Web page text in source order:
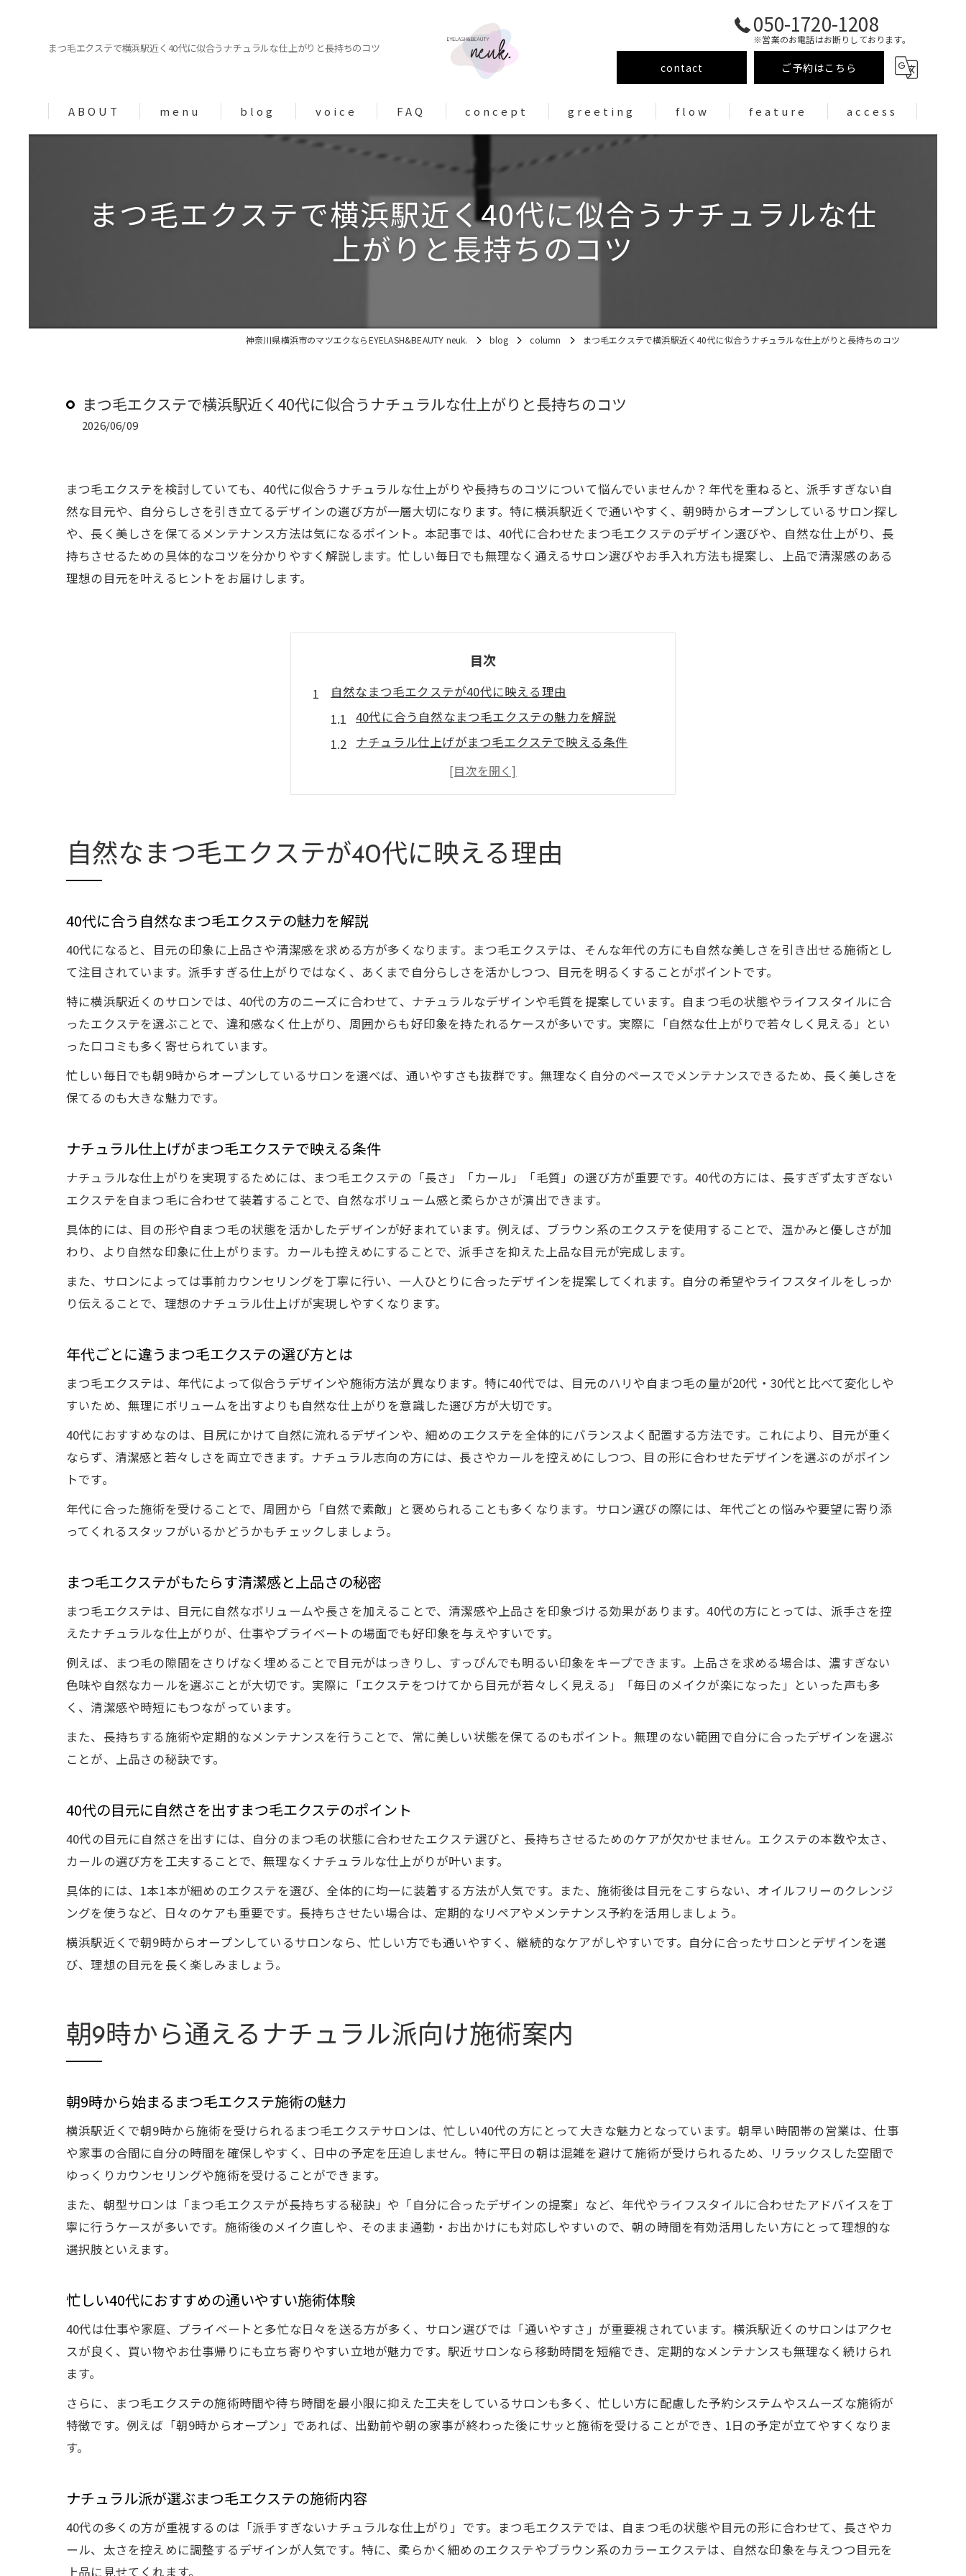
まつ毛エクステで横浜駅近く40代に似合うナチュラルな仕上がりと長持ちのコツ
050-1720-1208
※営業のお電話はお断りしております。
contact ご予約はこちら
ABOUT menu blog voice FAQ concept greeting flow feature
アイブロウ/眉毛wax
access
まつ毛エクステで横浜駅近く40代に似合うナチュラルな仕
上がりと長持ちのコツ
神奈川県横浜市のマツエクならEYELASH&BEAUTY neuk. blog column まつ毛エクステで横浜駅近く40代に似合うナチュラルな仕上がりと長持ちのコツ
まつ毛エクステで横浜駅近く40代に似合うナチュラルな仕上がりと長持ちのコツ
2026/06/09
まつ毛エクステを検討していても、40代に似合うナチュラルな仕上がりや長持ちのコツについて悩んでいませんか？年代を重ねると、派手すぎない自
然な目元や、自分らしさを引き立てるデザインの選び方が一層大切になります。特に横浜駅近くで通いやすく、朝9時からオープンしているサロン探し
や、長く美しさを保てるメンテナンス方法は気になるポイント。本記事では、40代に合わせたまつ毛エクステのデザイン選びや、自然な仕上がり、長
持ちさせるための具体的なコツを分かりやすく解説します。忙しい毎日でも無理なく通えるサロン選びやお手入れ方法も提案し、上品で清潔感のある
理想の目元を叶えるヒントをお届けします。
目次
自然なまつ毛エクステが40代に映える理由
40代に合う自然なまつ毛エクステの魅力を解説
ナチュラル仕上げがまつ毛エクステで映える条件
年代ごとに違うまつ毛エクステの選び方とは
まつ毛エクステがもたらす清潔感と上品さの秘密
朝9時から通えるナチュラル派向け施術案内
朝9時から始まるまつ毛エクステ施術の魅力
ナチュラル派が選ぶまつ毛エクステの施術内容
自分に合ったデザインで自然な仕上がりを実現
まつ毛エクステ初心者に優しい朝型サロンの特徴
自分に合ったまつ毛エクステの選び方講座
まつ毛エクステで自分に合う長さと本数を選ぶ方法
40代が重視すべきまつ毛エクステ選びの基準
40代女性が安心できる長持ちケアの秘訣
まつ毛エクステを長持ちさせる日常ケアの方法
40代におすすめのまつ毛エクステ長持ち習慣
自然な仕上がりをキープするお手入れのコツ
まつ毛エクステの持続期間とケアポイント
まつ毛エクステで上品な目元を叶える方法
自然な目元をまつ毛エクステで演出する方法
通いやすい距離が叶える美まつ毛の新常識
距離と通いやすさがまつ毛エクステの満足度を左右
自然なまつ毛エクステが40代に映える理由
40代に合う自然なまつ毛エクステの魅力を解説
40代になると、目元の印象に上品さや清潔感を求める方が多くなります。まつ毛エクステは、そんな年代の方にも自然な美しさを引き出せる施術とし
て注目されています。派手すぎる仕上がりではなく、あくまで自分らしさを活かしつつ、目元を明るくすることがポイントです。
特に横浜駅近くのサロンでは、40代の方のニーズに合わせて、ナチュラルなデザインや毛質を提案しています。自まつ毛の状態やライフスタイルに合
ったエクステを選ぶことで、違和感なく仕上がり、周囲からも好印象を持たれるケースが多いです。実際に「自然な仕上がりで若々しく見える」とい
った口コミも多く寄せられています。
忙しい毎日でも朝9時からオープンしているサロンを選べば、通いやすさも抜群です。無理なく自分のペースでメンテナンスできるため、長く美しさを
保てるのも大きな魅力です。
ナチュラル仕上げがまつ毛エクステで映える条件
ナチュラルな仕上がりを実現するためには、まつ毛エクステの「長さ」「カール」「毛質」の選び方が重要です。40代の方には、長すぎず太すぎない
エクステを自まつ毛に合わせて装着することで、自然なボリューム感と柔らかさが演出できます。
具体的には、目の形や自まつ毛の状態を活かしたデザインが好まれています。例えば、ブラウン系のエクステを使用することで、温かみと優しさが加
わり、より自然な印象に仕上がります。カールも控えめにすることで、派手さを抑えた上品な目元が完成します。
また、サロンによっては事前カウンセリングを丁寧に行い、一人ひとりに合ったデザインを提案してくれます。自分の希望やライフスタイルをしっか
り伝えることで、理想のナチュラル仕上げが実現しやすくなります。
年代ごとに違うまつ毛エクステの選び方とは
まつ毛エクステは、年代によって似合うデザインや施術方法が異なります。特に40代では、目元のハリや自まつ毛の量が20代・30代と比べて変化しや
すいため、無理にボリュームを出すよりも自然な仕上がりを意識した選び方が大切です。
40代におすすめなのは、目尻にかけて自然に流れるデザインや、細めのエクステを全体的にバランスよく配置する方法です。これにより、目元が重く
ならず、清潔感と若々しさを両立できます。ナチュラル志向の方には、長さやカールを控えめにしつつ、目の形に合わせたデザインを選ぶのがポイン
トです。
年代に合った施術を受けることで、周囲から「自然で素敵」と褒められることも多くなります。サロン選びの際には、年代ごとの悩みや要望に寄り添
ってくれるスタッフがいるかどうかもチェックしましょう。
まつ毛エクステがもたらす清潔感と上品さの秘密
まつ毛エクステは、目元に自然なボリュームや長さを加えることで、清潔感や上品さを印象づける効果があります。40代の方にとっては、派手さを控
えたナチュラルな仕上がりが、仕事やプライベートの場面でも好印象を与えやすいです。
例えば、まつ毛の隙間をさりげなく埋めることで目元がはっきりし、すっぴんでも明るい印象をキープできます。上品さを求める場合は、濃すぎない
色味や自然なカールを選ぶことが大切です。実際に「エクステをつけてから目元が若々しく見える」「毎日のメイクが楽になった」といった声も多
く、清潔感や時短にもつながっています。
また、長持ちする施術や定期的なメンテナンスを行うことで、常に美しい状態を保てるのもポイント。無理のない範囲で自分に合ったデザインを選ぶ
ことが、上品さの秘訣です。
40代の目元に自然さを出すまつ毛エクステのポイント
40代の目元に自然さを出すには、自分のまつ毛の状態に合わせたエクステ選びと、長持ちさせるためのケアが欠かせません。エクステの本数や太さ、
カールの選び方を工夫することで、無理なくナチュラルな仕上がりが叶います。
具体的には、1本1本が細めのエクステを選び、全体的に均一に装着する方法が人気です。また、施術後は目元をこすらない、オイルフリーのクレンジ
ングを使うなど、日々のケアも重要です。長持ちさせたい場合は、定期的なリペアやメンテナンス予約を活用しましょう。
横浜駅近くで朝9時からオープンしているサロンなら、忙しい方でも通いやすく、継続的なケアがしやすいです。自分に合ったサロンとデザインを選
び、理想の目元を長く楽しみましょう。
朝9時から通えるナチュラル派向け施術案内
朝9時から始まるまつ毛エクステ施術の魅力
横浜駅近くで朝9時から施術を受けられるまつ毛エクステサロンは、忙しい40代の方にとって大きな魅力となっています。朝早い時間帯の営業は、仕事
や家事の合間に自分の時間を確保しやすく、日中の予定を圧迫しません。特に平日の朝は混雑を避けて施術が受けられるため、リラックスした空間で
ゆっくりカウンセリングや施術を受けることができます。
また、朝型サロンは「まつ毛エクステが長持ちする秘訣」や「自分に合ったデザインの提案」など、年代やライフスタイルに合わせたアドバイスを丁
寧に行うケースが多いです。施術後のメイク直しや、そのまま通勤・お出かけにも対応しやすいので、朝の時間を有効活用したい方にとって理想的な
選択肢といえます。
忙しい40代におすすめの通いやすい施術体験
40代は仕事や家庭、プライベートと多忙な日々を送る方が多く、サロン選びでは「通いやすさ」が重要視されています。横浜駅近くのサロンはアクセ
スが良く、買い物やお仕事帰りにも立ち寄りやすい立地が魅力です。駅近サロンなら移動時間を短縮でき、定期的なメンテナンスも無理なく続けられ
ます。
さらに、まつ毛エクステの施術時間や待ち時間を最小限に抑えた工夫をしているサロンも多く、忙しい方に配慮した予約システムやスムーズな施術が
特徴です。例えば「朝9時からオープン」であれば、出勤前や朝の家事が終わった後にサッと施術を受けることができ、1日の予定が立てやすくなりま
す。
ナチュラル派が選ぶまつ毛エクステの施術内容
40代の多くの方が重視するのは「派手すぎないナチュラルな仕上がり」です。まつ毛エクステでは、自まつ毛の状態や目元の形に合わせて、長さやカ
ール、太さを控えめに調整するデザインが人気です。特に、柔らかく細めのエクステやブラウン系のカラーエクステは、自然な印象を与えつつ目元を
上品に見せてくれます。